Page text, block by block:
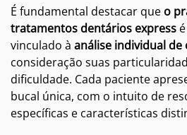
É fundamental destacar que o
tratamentos dentários express
vinculado à análise individual de
consideração suas
dificuldade. Cada paciente
bucal única, com o intuito de
específicas e características